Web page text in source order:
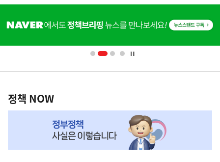
단
영
책
NOW,
정책 NOW